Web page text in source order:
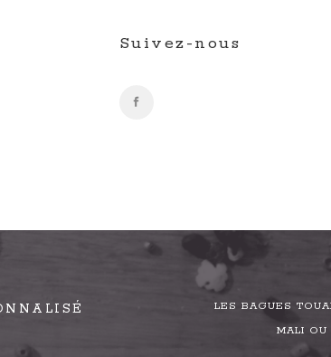
Suivez-nous
LES BAGUES
MALI OU